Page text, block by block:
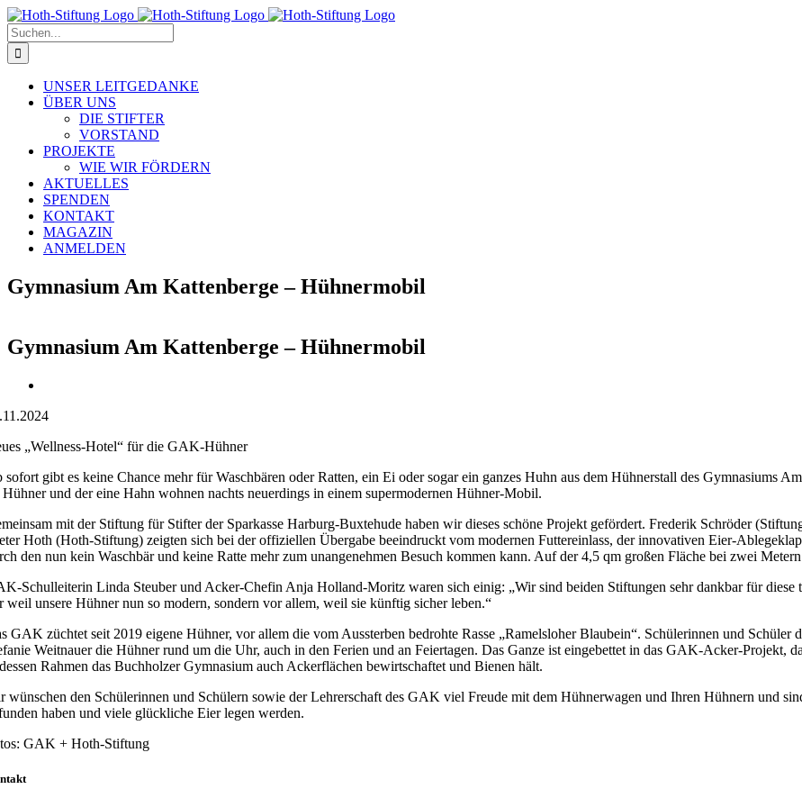
Zum
Inhalt
springen
Suche
nach:
UNSER LEITGEDANKE
ÜBER UNS
DIE STIFTER
VORSTAND
PROJEKTE
WIE WIR FÖRDERN
AKTUELLES
SPENDEN
KONTAKT
MAGAZIN
ANMELDEN
Gymnasium Am Kattenberge – Hühnermobil
Gymnasium Am Kattenberge – Hühnermobil
Bild
„Wellness-Hotel“ für die GAK-Hühner
sofort gibt es keine Chance mehr für Waschbären oder Ratten, ein Ei oder sogar ein ganzes Huhn aus dem Hühnerstall des Gymnasiums
und der eine Hahn wohnen nachts neuerdings in einem supermodernen Hühner-Mobil.
mit der Stiftung für Stifter der Sparkasse Harburg-Buxtehude haben wir dieses schöne Projekt gefördert. Frederik Schröder
Hoth (Hoth-Stiftung) zeigten sich bei der offiziellen Übergabe beeindruckt vom modernen Futtereinlass, der innovativen Eier-
den nun kein Waschbär und keine Ratte mehr zum unangenehmen Besuch kommen kann. Auf der 4,5 qm großen Fläche bei zwei
Schulleiterin Linda Steuber und Acker-Chefin Anja Holland-Moritz waren sich einig: „Wir sind beiden Stiftungen sehr dankbar für diese
weil unsere Hühner nun so modern, sondern vor allem, weil sie künftig sicher leben.“
GAK züchtet seit 2019 eigene Hühner, vor allem die vom Aussterben bedrohte Rasse „Ramelsloher Blaubein“. Schülerinnen und Schüler
Weitnauer die Hühner rund um die Uhr, auch in den Ferien und an Feiertagen. Das Ganze ist eingebettet in das GAK-Acker-Projekt,
Rahmen das Buchholzer Gymnasium auch Ackerflächen bewirtschaftet und Bienen hält.
wünschen den Schülerinnen und Schülern sowie der Lehrerschaft des GAK viel Freude mit dem Hühnerwagen und Ihren Hühnern und
haben und viele glückliche Eier legen werden.
GAK + Hoth-Stiftung